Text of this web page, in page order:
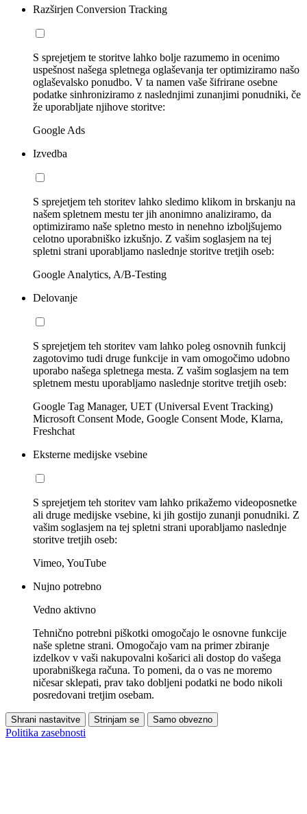
Razširjen Conversion Tracking
S sprejetjem te storitve lahko bolje razumemo in ocenimo
uspešnost našega spletnega oglaševanja ter optimiziramo našo
oglaševalsko ponudbo. V ta namen vaše šifrirane osebne
podatke sinhroniziramo z naslednjimi zunanjimi ponudniki, če
že uporabljate njihove storitve:
Google Ads
Izvedba
S sprejetjem teh storitev lahko sledimo klikom in brskanju na
našem spletnem mestu ter jih anonimno analiziramo, da
optimiziramo naše spletno mesto in nenehno izboljšujemo
celotno uporabniško izkušnjo. Z vašim soglasjem na tej
spletni strani uporabljamo naslednje storitve tretjih oseb:
Google Analytics, A/B-Testing
Delovanje
S sprejetjem teh storitev vam lahko poleg osnovnih funkcij
zagotovimo tudi druge funkcije in vam omogočimo udobno
uporabo našega spletnega mesta. Z vašim soglasjem na tem
spletnem mestu uporabljamo naslednje storitve tretjih oseb:
Google Tag Manager, UET (Universal Event Tracking)
Microsoft Consent Mode, Google Consent Mode, Klarna,
Freshchat
Eksterne medijske vsebine
S sprejetjem teh storitev vam lahko prikažemo videoposnetke
ali druge medijske vsebine, ki jih gostijo zunanji ponudniki. Z
vašim soglasjem na tej spletni strani uporabljamo naslednje
storitve tretjih oseb:
Vimeo, YouTube
Nujno potrebno
Vedno aktivno
Tehnično potrebni piškotki omogočajo le osnovne funkcije
naše spletne strani. Omogočajo vam na primer zbiranje
izdelkov v vaši nakupovalni košarici ali dostop do vašega
uporabniškega računa. To pomeni, da o vas ne moremo
ničesar sklepati, prav tako dobljeni podatki ne bodo nikoli
posredovani tretjim osebam.
Shrani nastavitve Strinjam se Samo obvezno
Politika zasebnosti